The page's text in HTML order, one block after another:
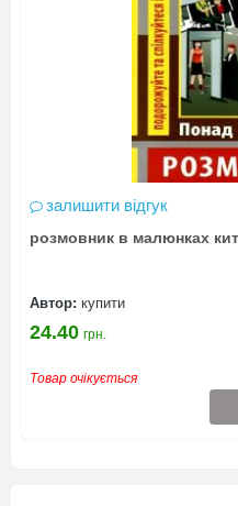
залишити відгук
Автор: купити
24.40 грн.
Товар очікується